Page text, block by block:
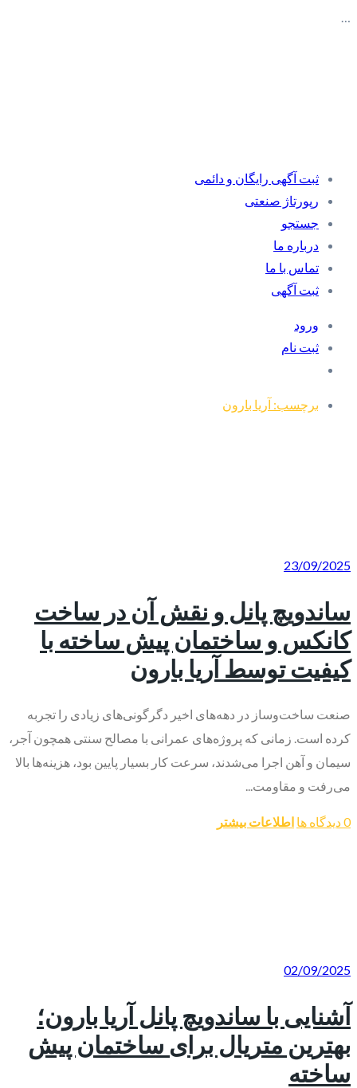
…
ثبت آگهی رایگان و دائمی
رپورتاژ صنعتی
جستجو
درباره ما
تماس با ما
ثبت آگهی
ورود
ثبت نام
برچسب: آریا بارون
23/09/2025
ساندویچ پانل و نقش آن در ساخت
کانکس و ساختمان پیش ساخته با
کیفیت توسط آریا بارون
صنعت ساخت‌وساز در دهه‌های اخیر دگرگونی‌های زیادی را تجربه
کرده است. زمانی که پروژه‌های عمرانی با مصالح سنتی همچون آجر،
سیمان و آهن اجرا می‌شدند، سرعت کار بسیار پایین بود، هزینه‌ها بالا
می‌رفت و مقاومت...
0 دیدگاه ها اطلاعات بیشتر
02/09/2025
آشنایی با ساندویچ پانل آریا بارون؛
بهترین متریال برای ساختمان پیش
ساخته